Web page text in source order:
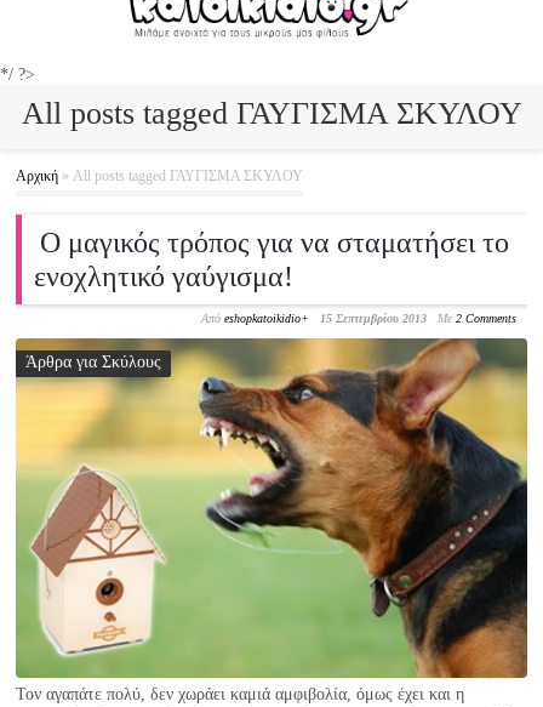
*/ ?>
All posts tagged ΓΑΥΓΙΣΜΑ ΣΚΥΛΟΥ
Αρχική »All posts tagged ΓΑΥΓΙΣΜΑ ΣΚΥΛΟΥ
Ο μαγικός τρόπος για να σταματήσει το
ενοχλητικό γαύγισμα!
Απόeshopkatoikidio+ 15 Σεπτεμβρίου 2013 Με2 Comments
Άρθρα για Σκύλους
Τον αγαπάτε πολύ, δεν χωράει καμιά αμφιβολία, όμως έχει και η